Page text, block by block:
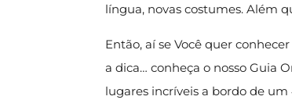
língua, novas costumes. Além
Então, aí se Você quer
a dica… conheça o nosso Guia
lugares incríveis a bordo de